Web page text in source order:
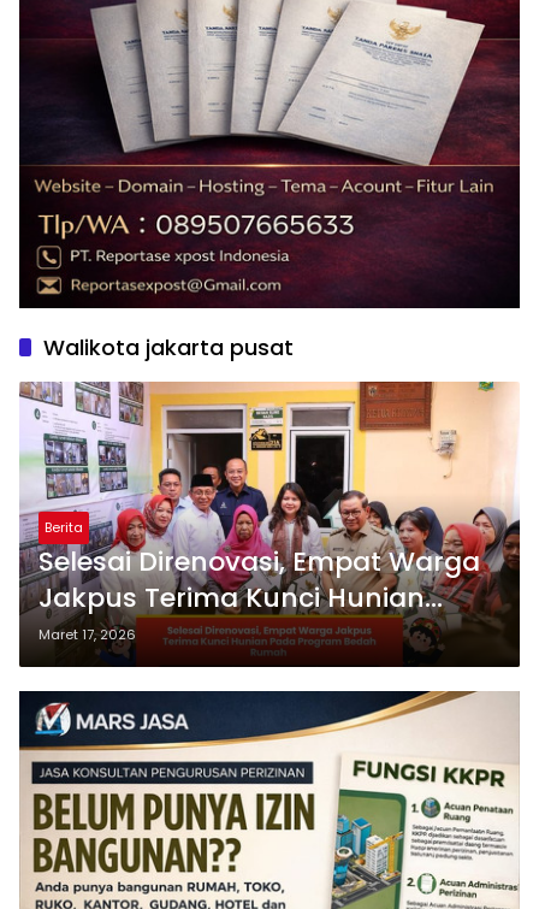
Walikota jakarta pusat
Berita
Selesai Direnovasi, Empat Warga
Jakpus Terima Kunci Hunian
Pada Program Bedah Rumah
Maret 17, 2026